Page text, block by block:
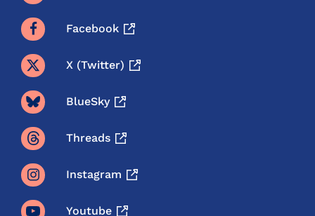
Facebook
X (twitter)
BlueSky
Threads
Instagram
Youtube